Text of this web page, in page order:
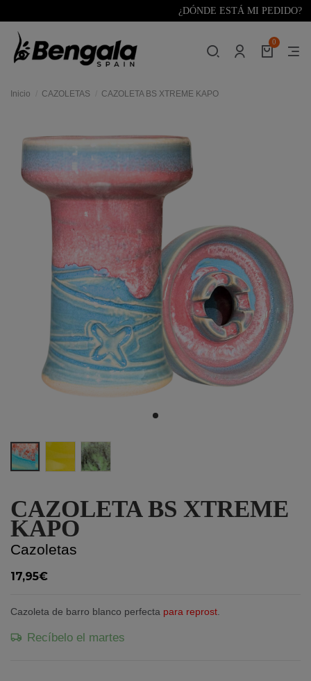
¿DÓNDE ESTÁ MI PEDIDO?
0
Inicio CAZOLETAS CAZOLETA BS XTREME KAPO
CAZOLETA BS XTREME
KAPO
Cazoletas
17,95€
Cazoleta de barro blanco perfecta para reprost
Celeste Amarillo Verde
Recíbelo el martes